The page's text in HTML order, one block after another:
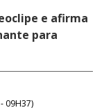
e afirma
para
09H37)